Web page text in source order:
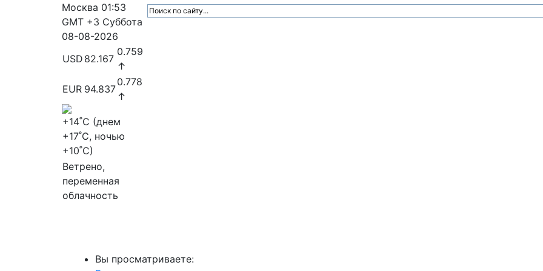
Москва 01:53
GMT +3 Суббота
08-08-2026
USD 82.167
0.759
↑
EUR 94.837
0.778
↑
+14˚C (днем
+17˚C, ночью
+10˚C)
Ветрено,
переменная
облачность
Вы просматриваете: